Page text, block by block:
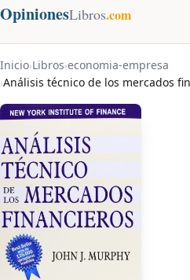
OpinionesLibros.com
Inicio›Libros›economia-empresa
›Análisis técnico de los mercados